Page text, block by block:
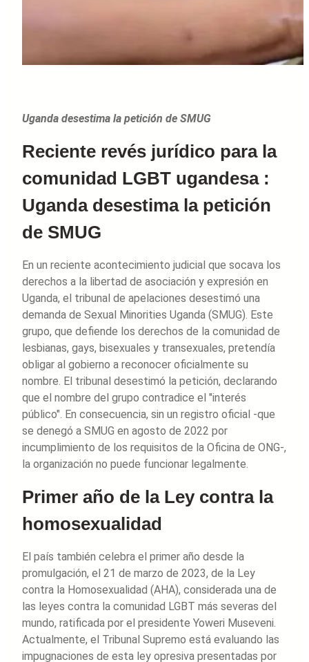
Uganda desestima la petición de SMUG
Reciente revés jurídico para la
comunidad LGBT ugandesa :
Uganda desestima la petición
de SMUG
En un reciente acontecimiento judicial que socava los
derechos a la libertad de asociación y expresión en
Uganda, el tribunal de apelaciones desestimó una
demanda de Sexual Minorities Uganda (SMUG). Este
grupo, que defiende los derechos de la comunidad de
lesbianas, gays, bisexuales y transexuales, pretendía
obligar al gobierno a reconocer oficialmente su
nombre. El tribunal desestimó la petición, declarando
que el nombre del grupo contradice el "interés
público". En consecuencia, sin un registro oficial -que
se denegó a SMUG en agosto de 2022 por
incumplimiento de los requisitos de la Oficina de ONG-,
la organización no puede funcionar legalmente.
Primer año de la Ley contra la
homosexualidad
El país también celebra el primer año desde la
promulgación, el 21 de marzo de 2023, de la Ley
contra la Homosexualidad (AHA), considerada una de
las leyes contra la comunidad LGBT más severas del
mundo, ratificada por el presidente Yoweri Museveni.
Actualmente, el Tribunal Supremo está evaluando las
impugnaciones de esta ley opresiva presentadas por